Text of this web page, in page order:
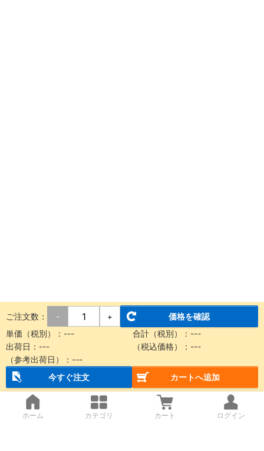
ご注文数： - +
価格を確認
単価（税別）： --- 合計（税別）： ---
出荷日： --- （税込価格）： ---
（参考出荷日）： ---
今すぐ注文
カートへ追加
ホーム カテゴリ カート ログイン